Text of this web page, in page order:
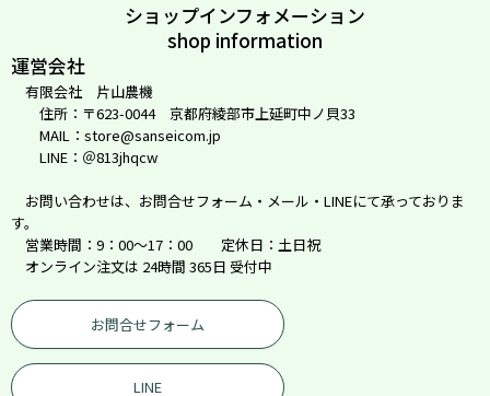
ショップインフォメーション
shop information
運営会社
有限会社 片山農機
住所：〒623-0044 京都府綾部市上延町中ノ貝33
MAIL：store@sanseicom.jp
LINE：＠813jhqcw
お問い合わせは、お問合せフォーム・メール・LINEにて承っておりま
す。
営業時間：9：00～17：00 定休日：土日祝
オンライン注文は 24時間 365日 受付中
お問合せフォーム
LINE